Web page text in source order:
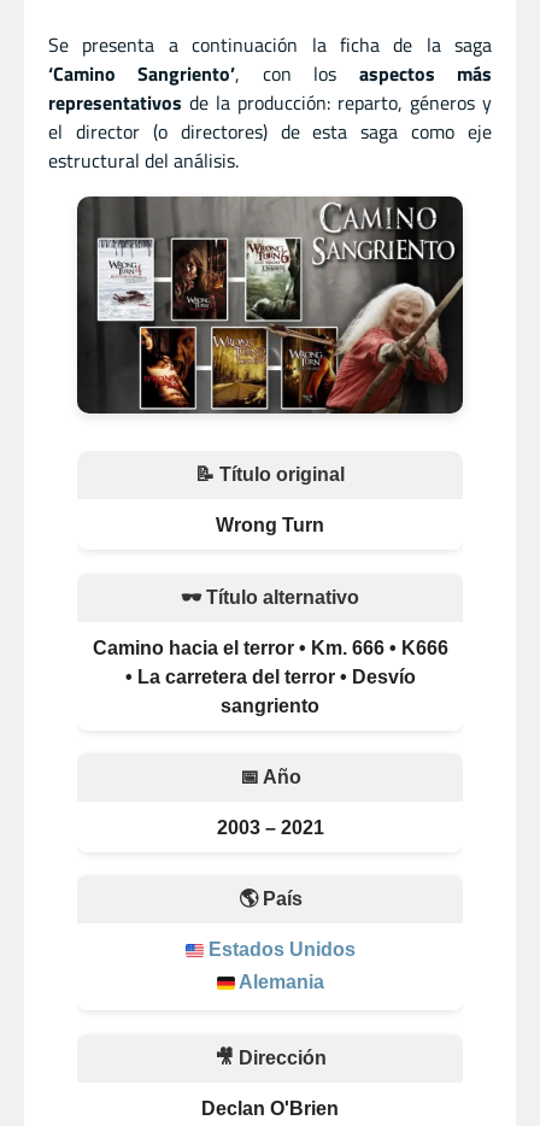
Se presenta a continuación la ficha de la saga
‘Camino Sangriento’, con los aspectos más
representativos de la producción: reparto, géneros y
el director (o directores) de esta saga como eje
estructural del análisis.
📝 Título original
Wrong Turn
🕶️ Título alternativo
Camino hacia el terror • Km. 666 • K666
• La carretera del terror • Desvío
sangriento
📅 Año
2003 – 2021
🌎 País
Estados Unidos
Alemania
🎥 Dirección
Declan O'Brien